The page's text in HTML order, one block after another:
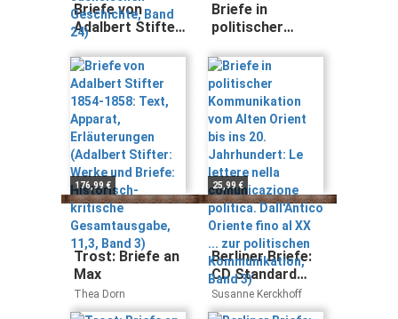
Briefe von
Adalbert Stifter
1854-1858: Text,
Apparat,
Erläuterungen
(Adalbert
Stifter: Werke
und Briefe:
Historisch-
kritische
Gesamtausgabe,
11,3, Band 3)
176,99 €
Briefe in
politischer
vom Alten
Orient bis ins 20.
Jahrhundert: Le
lettere nella
comunicazione
politica.
Dall'Antico
Oriente fino al
XX ... zur
politischen
Kommunikation,
Band 3)
25,99 €
Trost: Briefe an
Max
Thea Dorn
Berliner Briefe:
CD Standard
Audio Format,
Lesung
Susanne Kerckhoff